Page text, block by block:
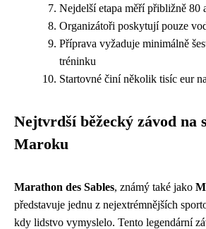
Nejdelší etapa měří přibližně 80
Organizátoři poskytují pouze
Příprava vyžaduje minimálně
tréninku
Startovné činí několik tisíc eur
Nejtvrdší běžecký závod na
Maroku
Marathon des Sables, známý také jako
představuje jednu z nejextrémnějších
kdy lidstvo vymyslelo. Tento legendární